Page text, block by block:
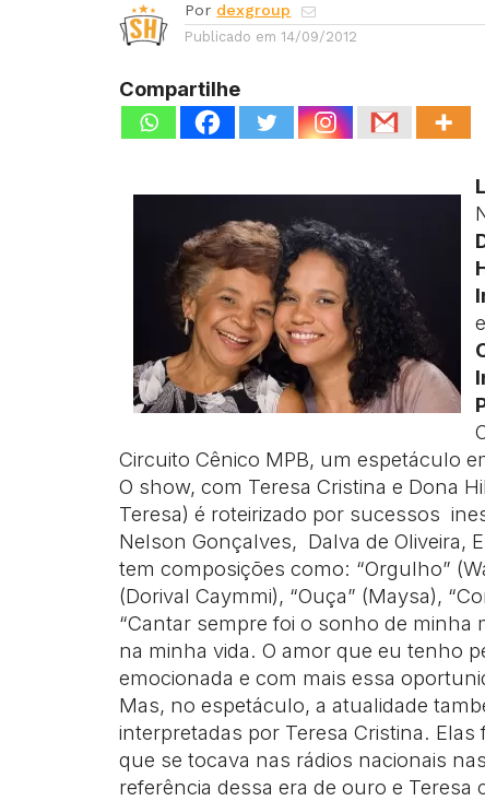
Por dexgroup
Publicado em 14/09/2012
Compartilhe
Circuito Cênico MPB, um espetáculo
O show, com Teresa Cristina e Dona
Teresa) é roteirizado por sucessos
Nelson Gonçalves, Dalva de Oliveira,
tem composições como: “Orgulho”
(Dorival Caymmi), “Ouça” (Maysa),
“Cantar sempre foi o sonho de minha
na minha vida. O amor que eu tenho
emocionada e com mais essa
Mas, no espetáculo, a atualidade
interpretadas por Teresa Cristina.
que se tocava nas rádios nacionais
referência dessa era de ouro e